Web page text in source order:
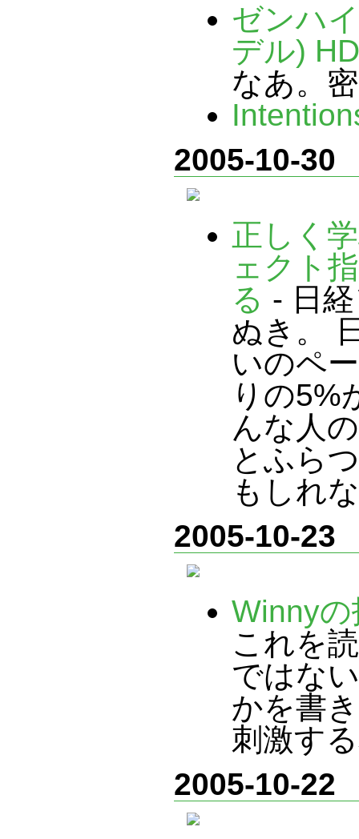
ゼンハ
デル)
なあ。
2005-10-30
正しく
ェクト
る - 日
ぬき。
いのペ
りの5%
んな人
とふら
もしれ
2005-10-23
Winnyの
これを
ではな
かを書
刺激す
2005-10-22